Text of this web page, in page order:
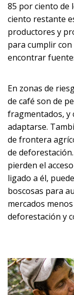
85 por ciento de
ciento restante
productores y
para cumplir
encontrar
En zonas de
de café son de
fragmentados, y
adaptarse.
de frontera
de
pierden el
ligado a él,
boscosas para
mercados
deforestación y